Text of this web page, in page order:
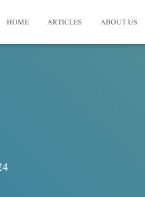
HOME ARTICLES ABOUT US